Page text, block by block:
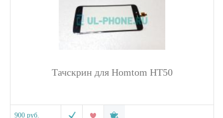
Тачскрин для Homtom HT50
900 руб.